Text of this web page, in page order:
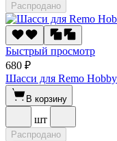
Распродано
Быстрый просмотр
680 ₽
Шасси для Remo
В корзину
шт
Распродано